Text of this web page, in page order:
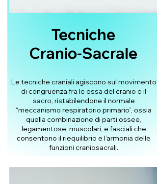
Tecniche
Cranio-Sacrale
Le tecniche craniali agiscono sul movimento
di congruenza fra le ossa del cranio e il
sacro, ristabilendone il normale
“meccanismo respiratorio primario”, ossia
quella combinazione di parti ossee,
legamentose, muscolari, e fasciali che
consentono il riequilibrio e l’armonia delle
funzioni craniosacrali.